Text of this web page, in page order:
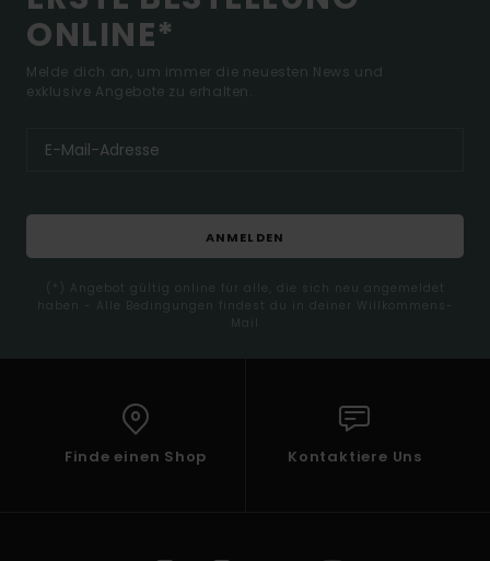
ONLINE*
Melde dich an, um immer die neuesten News und
exklusive Angebote zu erhalten.
ANMELDEN
(*) Angebot gültig online für alle, die sich neu angemeldet
haben - Alle Bedingungen findest du in deiner Willkommens-
Mail
Finde einen Shop Kontaktiere Uns